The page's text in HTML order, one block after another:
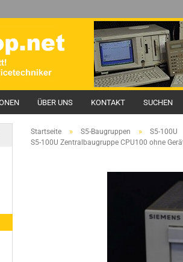
ÜBER UNS KONTAKT SUCHEN
Startseite » S5-Baugruppen » S5-100U
S5-100U Zentralbaugruppe CPU100 ohne